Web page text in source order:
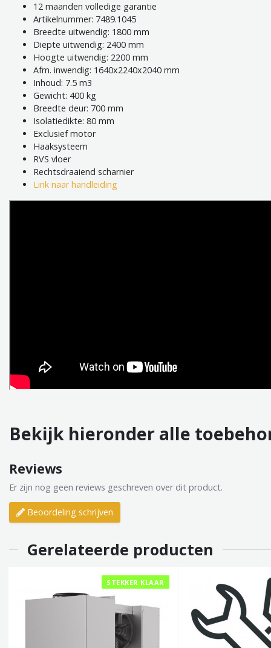
12 maanden volledige garantie
Artikelnummer: 7489.1045
Breedte uitwendig: 1800 mm
Diepte uitwendig: 2400 mm
Hoogte uitwendig: 2200 mm
Afm. inwendig: 1640x2240x2040 mm
Inhoud: 7.5 m3
Gewicht: 400 kg
Breedte deur: 700 mm
Isolatiedikte: 80 mm
Exclusief motor
Haaksysteem
RVS vloer
Rechtsdraaiend scharnier
Link naar handleiding
Bekijk hieronder alle
Reviews
Er zijn nog geen reviews geschreven over dit product.
Beoordeling schrijven
Gerelateerde producten
STEKKER KLAAR